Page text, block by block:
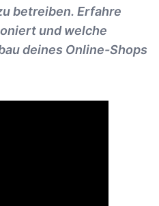
betreiben. Erfahre
und welche
deines Online-Shops